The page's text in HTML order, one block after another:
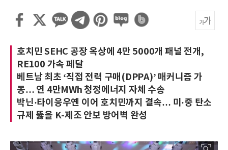
호치민 SEHC 공장 옥상에 4만 5000개 패널 전개,
RE100 가속 페달
베트남 최초 ‘직접 전력 구매(DPPA)’ 매커니즘 가
동… 연 4만MWh 청정에너지 자체 수송
박닌·타이응우옌 이어 호치민까지 결속… 미·중 탄소
규제 뚫을 K-제조 안보 방어벽 완성